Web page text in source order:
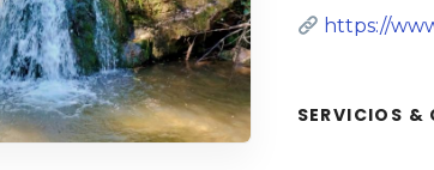
https://
SERVICIOS &